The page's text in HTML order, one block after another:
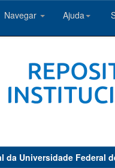
Navegar Ajuda
Universidade Federal